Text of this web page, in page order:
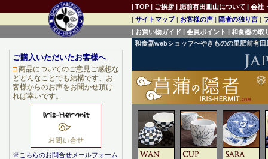
和食器webショップ〜やきものの里肥前有
ご購入いただいたお客様へ
□商品についてのご意見ご感想な
どどんなことでも結構です、お
客様からのお声をお聞かせ頂け
れば幸いです。
※こちらのお問合せメールフォーム
| TOP | ご挨拶 | 肥前有田皿山について | 会社
| サイトマップ| お客様の声 | 隠者の独り言 |
| お買い物ガイド | 会員ポイント | 和食器の取